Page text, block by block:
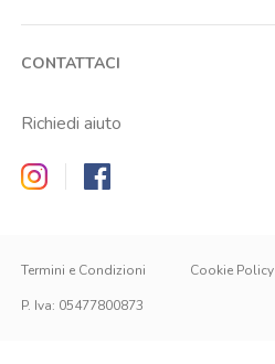
CONTATTACI
Richiedi aiuto
Zappyrent on Instagram
Zappyrent on Facebook
Termini e Condizioni Cookie Policy
P. Iva: 05477800873